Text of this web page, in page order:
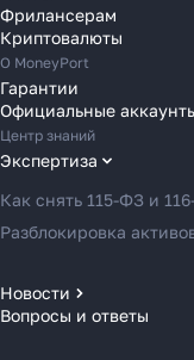
Переводы в Хорватию
Переводы в Черногорию
Переводы в Чехию
Переводы в Швейцарию
Переводы в Эстонию
Переводы в
Переводы в Армению
Переводы в Турцию
Переводы в Индию
Фрилансерам
Криптовалюты
О MoneyPort
Гарантии
Официальные
Центр знаний
Экспертиза
Как снять 115-ФЗ и
Разблокировка
Новости
Новости MoneyPort
Вопросы и ответы